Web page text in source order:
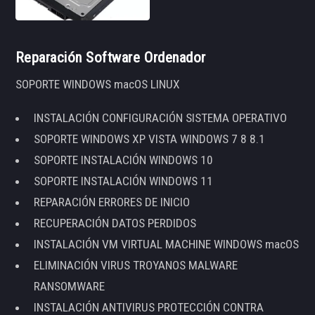
Reparación Software Ordenador
SOPORTE WINDOWS macOS LINUX
INSTALACIÓN CONFIGURACIÓN SISTEMA OPERATIVO
SOPORTE WINDOWS XP VISTA WINDOWS 7 8 8.1
SOPORTE INSTALACIÓN WINDOWS 10
SOPORTE INSTALACIÓN WINDOWS 11
REPARACIÓN ERRORES DE INICIO
RECUPERACIÓN DATOS PERDIDOS
INSTALACIÓN VM VIRTUAL MACHINE WINDOWS macOS
ELIMINACIÓN VIRUS TROYANOS MALWARE
RANSOMWARE
INSTALACIÓN ANTIVIRUS PROTECCIÓN CONTRA